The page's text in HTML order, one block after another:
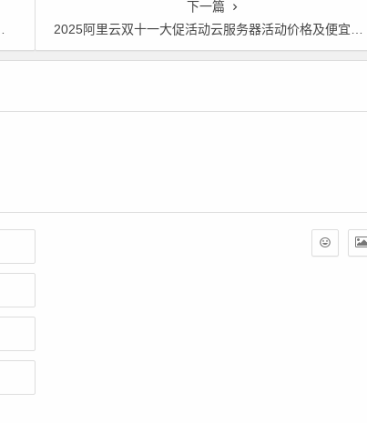
下一篇
2025阿里云双十一大促活动云服务器活动价格及便宜购买攻略